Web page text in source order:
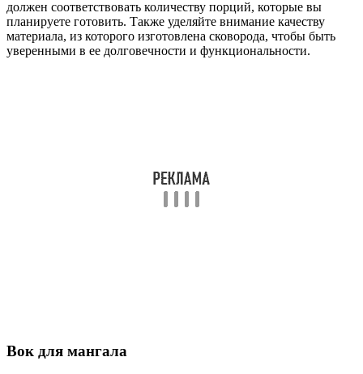
должен соответствовать количеству порций, которые вы
планируете готовить. Также уделяйте внимание качеству
материала, из которого изготовлена сковорода, чтобы быть
уверенными в ее долговечности и функциональности.
Вок для мангала